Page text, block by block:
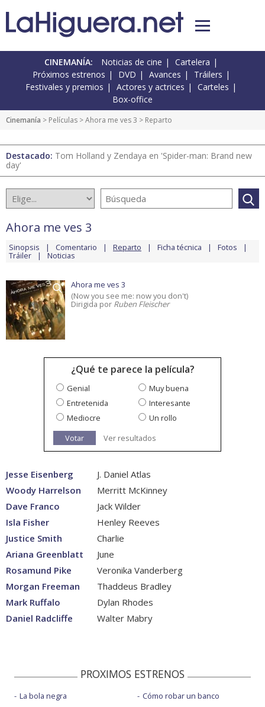
CINEMANÍA: Noticias de cine
Cartelera
Próximos estrenos
DVD Avances
Tráilers
Festivales y premios
Actores y actrices
Carteles
Box-office
Cinemanía > Películas >Ahora me ves 3 > Reparto
Destacado: Tom Holland y Zendaya en 'Spider-man: Brand new
day'
Ahora me ves 3
Sinopsis Comentario Reparto Ficha técnica Fotos
Tráiler Noticias
Ahora me ves 3
(Now you see me: now you don't)
Dirigida por Ruben Fleischer
¿Qué te parece la película?
Genial
Muy buena
Entretenida
Interesante
Mediocre
Un rollo
Votar
Ver resultados
Jesse Eisenberg
J. Daniel Atlas
Woody Harrelson
Merritt McKinney
Dave Franco
Jack Wilder
Isla Fisher
Henley Reeves
Justice Smith
Charlie
Ariana Greenblatt
June
Rosamund Pike
Veronika Vanderberg
Morgan Freeman
Thaddeus Bradley
Mark Ruffalo
Dylan Rhodes
Daniel Radcliffe
Walter Mabry
PROXIMOS ESTRENOS
La bola negra
Cómo robar un banco